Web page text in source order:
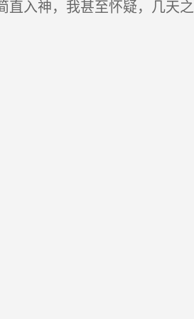
入神，我甚至怀疑，几天之